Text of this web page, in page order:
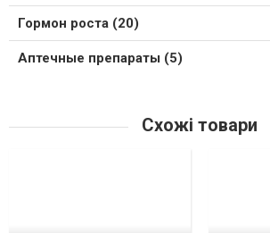
Гормон роста (20)
Аптечные препараты (5)
Схожі товари